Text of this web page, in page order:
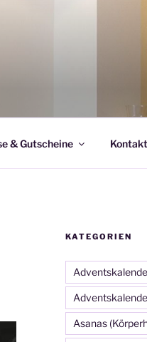
& Gutscheine
KATEGORIEN
Asanas